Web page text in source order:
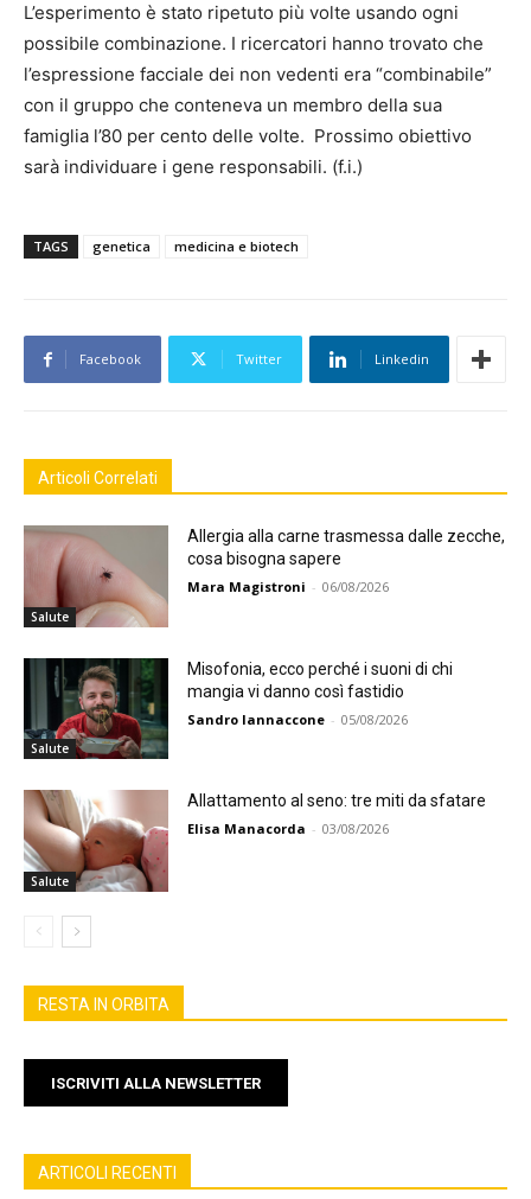
L’esperimento è stato ripetuto più volte usando ogni
possibile combinazione. I ricercatori hanno trovato che
l’espressione facciale dei non vedenti era “combinabile”
con il gruppo che conteneva un membro della sua
famiglia l’80 per cento delle volte. Prossimo obiettivo
sarà individuare i gene responsabili. (f.i.)
TAGS genetica medicina e biotech
Facebook Twitter Linkedin
Articoli Correlati
Salute
Allergia alla carne trasmessa dalle zecche,
cosa bisogna sapere
Mara Magistroni - 06/08/2026
Salute
Misofonia, ecco perché i suoni di chi
mangia vi danno così fastidio
Sandro Iannaccone - 05/08/2026
Salute
Allattamento al seno: tre miti da sfatare
Elisa Manacorda - 03/08/2026
RESTA IN ORBITA
ISCRIVITI ALLA NEWSLETTER
ARTICOLI RECENTI